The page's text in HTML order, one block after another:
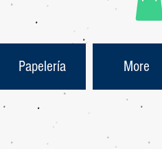
Papelería More